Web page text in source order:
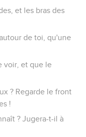
et les bras des
de toi, qu'une
voir, et que le
? Regarde le front
!
? Jugera-t-il à